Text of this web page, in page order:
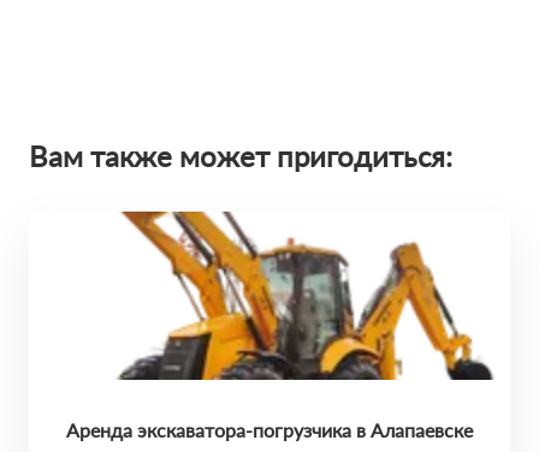
Вам также может пригодиться:
Аренда экскаватора-погрузчика в Алапаевске